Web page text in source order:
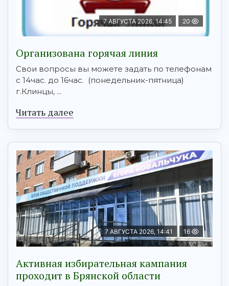
7 АВГУСТА 2026, 14:45 20
Организована горячая линия
Свои вопросы вы можете задать по телефонам
с 14час. до 16час. (понедельник-пятница)
г.Клинцы, ...
Читать далее
7 АВГУСТА 2026, 14:41 16
Активная избирательная кампания
проходит в Брянской области